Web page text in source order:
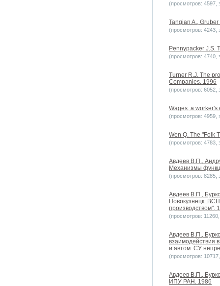
(просмотров: 4597,
Tangian A.,
(просмотров: 4243,
Pennypacker J.S.
(просмотров: 4740,
Turner R.J. The
Companies. 1996
(просмотров: 6052,
Wages: a
(просмотров: 4959,
Wen Q. The "Folk
(просмотров: 4783,
Авдеев В.П.,
Механизмы
(просмотров: 8285,
Авдеев В.П.,
Новокузнецк:
производством".
(просмотров:
Авдеев В.П.,
взаимодействия
и автом. СУ
(просмотров:
Авдеев В.П.,
ИПУ РАН. 1986